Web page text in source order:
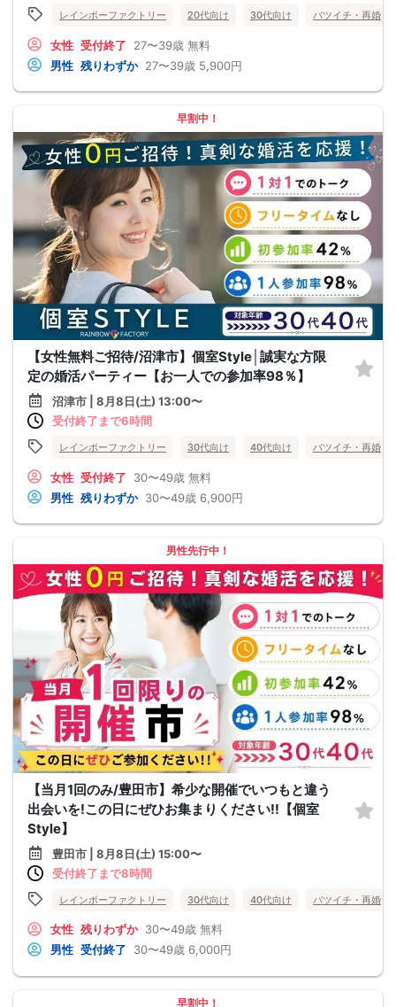
レインボーファクトリー 20代向け 30代向け バツイチ・再婚
女性 受付終了 27〜39歳 無料
男性 残りわずか 27〜39歳 5,900円
早割中！
【女性無料ご招待/沼津市】個室Style│誠実な方限
定の婚活パーティー【お一人での参加率98％】
沼津市 | 8月8日(土) 13:00〜
受付終了まで6時間
レインボーファクトリー 30代向け 40代向け バツイチ・再婚
女性 受付終了 30〜49歳 無料
男性 残りわずか 30〜49歳 6,900円
男性先行中！
【当月1回のみ/豊田市】希少な開催でいつもと違う
出会いを!この日にぜひお集まりください!!【個室
Style】
豊田市 | 8月8日(土) 15:00〜
受付終了まで8時間
レインボーファクトリー 30代向け 40代向け バツイチ・再婚
女性 残りわずか 30〜49歳 無料
男性 受付終了 30〜49歳 6,000円
早割中！